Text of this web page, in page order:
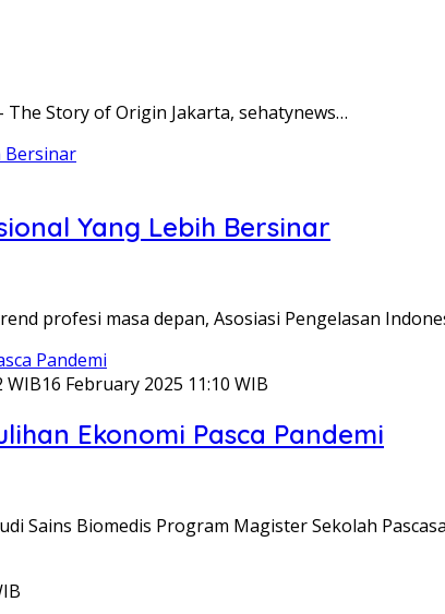
Story of Origin Jakarta, sehatynews…
Yang Lebih Bersinar
profesi masa depan, Asosiasi Pengelasan
WIB16 February 2025 11:10 WIB
Ekonomi Pasca Pandemi
Sains Biomedis Program Magister Sekolah